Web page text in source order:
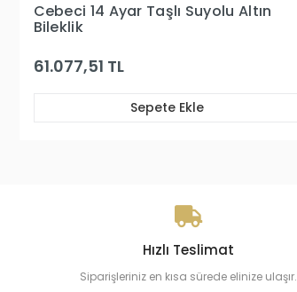
Cebeci 14 Ayar Suyolu Altın
Bileklik
51.275,77 TL
Sepete Ekle
Hızlı Teslimat
Siparişleriniz en kısa sürede elinize ulaşır.